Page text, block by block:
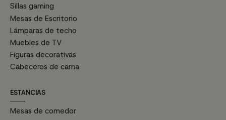
Sillas gaming
Mesas de Escritorio
Lámparas de techo
Muebles de TV
Figuras decorativas
Cabeceros de cama
ESTANCIAS
Mesas de comedor